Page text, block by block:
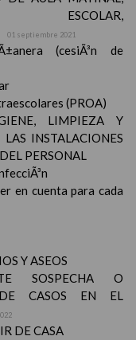
ESCOLAR,
01 septiembre 2021
(cesiÃ³n de
(PROA)
LIMPIEZA Y
INSTALACIONES
PERSONAL
en cuenta para cada
Y ASEOS
SOSPECHA O
DE CASOS EN EL
DE CASA